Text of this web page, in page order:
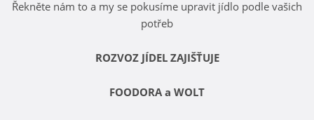
Řekněte nám to a my se pokusíme upravit jídlo podle vašich
potřeb
ROZVOZ JÍDEL ZAJIŠŤUJE
FOODORA a WOLT